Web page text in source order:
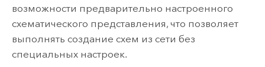
возможности предварительно настроенного
схематического представления, что позволяет
выполнять создание схем из сети без
специальных настроек.